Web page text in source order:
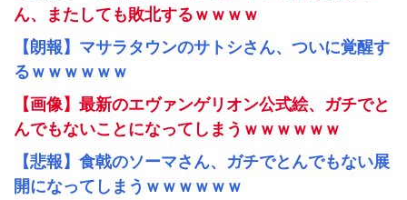
ん、またしても敗北するｗｗｗｗ
【朗報】マサラタウンのサトシさん、ついに覚醒す
るｗｗｗｗｗｗ
【画像】最新のエヴァンゲリオン公式絵、ガチでと
んでもないことになってしまうｗｗｗｗｗｗ
【悲報】食戟のソーマさん、ガチでとんでもない展
開になってしまうｗｗｗｗｗｗ